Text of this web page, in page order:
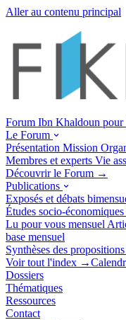
Aller au contenu principal
Forum Ibn Khaldoun pour
Le Forum
Présentation Mission
Membres et experts Vie
Découvrir le Forum →
Publications
Exposés et débats
Études socio-économiques
Lu pour vous mensuel
base mensuel
Synthèses des propositions
Voir tout l'index →
Dossiers
Thématiques
Ressources
Contact